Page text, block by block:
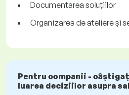
Documentarea soluțiilor
Organizarea de ateliere și
Pentru companii -
luarea deciziilor asupra